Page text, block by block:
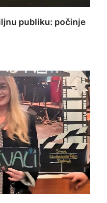
publiku: počinje